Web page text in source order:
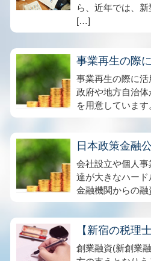
ら、近年では、
[…]
事業再生の際
事業再生の際に
政府や地方自治
を用意していま
日本政策金融
会社設立や個人
達が大きなハー
金融機関からの
【新宿の税理
創業融資(新創業